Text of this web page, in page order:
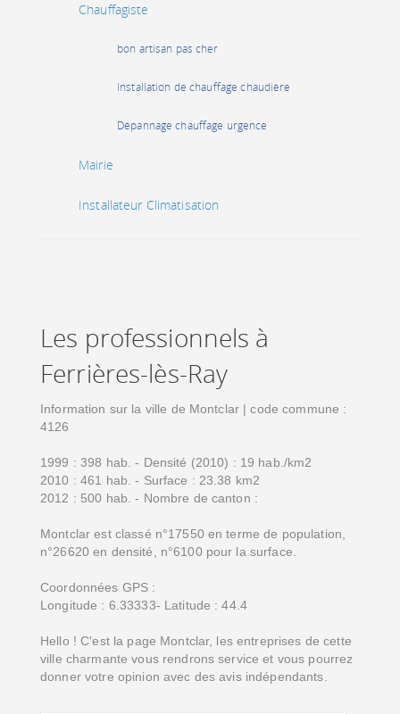
Chauffagiste
bon artisan pas cher
Installation de chauffage chaudière
Dépannage chauffage urgence
Mairie
Installateur Climatisation
Les professionnels à
Ferrières-lès-Ray
Information sur la ville de Montclar | code commune :
4126
1999 : 398 hab. - Densité (2010) : 19 hab./km2
2010 : 461 hab. - Surface : 23.38 km2
2012 : 500 hab. - Nombre de canton :
Montclar est classé n°17550 en terme de population,
n°26620 en densité, n°6100 pour la surface.
Coordonnées GPS :
Longitude : 6.33333- Latitude : 44.4
Hello ! C'est la page Montclar, les entreprises de cette
ville charmante vous rendrons service et vous pourrez
donner votre opinion avec des avis indépendants.